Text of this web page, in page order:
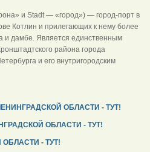
и Stadt — «город») — город-порт в
Котлин и прилегающих к нему более
и дамбе. Является единственным
района города
и его внутригородским
ОБЛАСТИ - ТУТ!
ОБЛАСТИ - ТУТ!
- ТУТ!